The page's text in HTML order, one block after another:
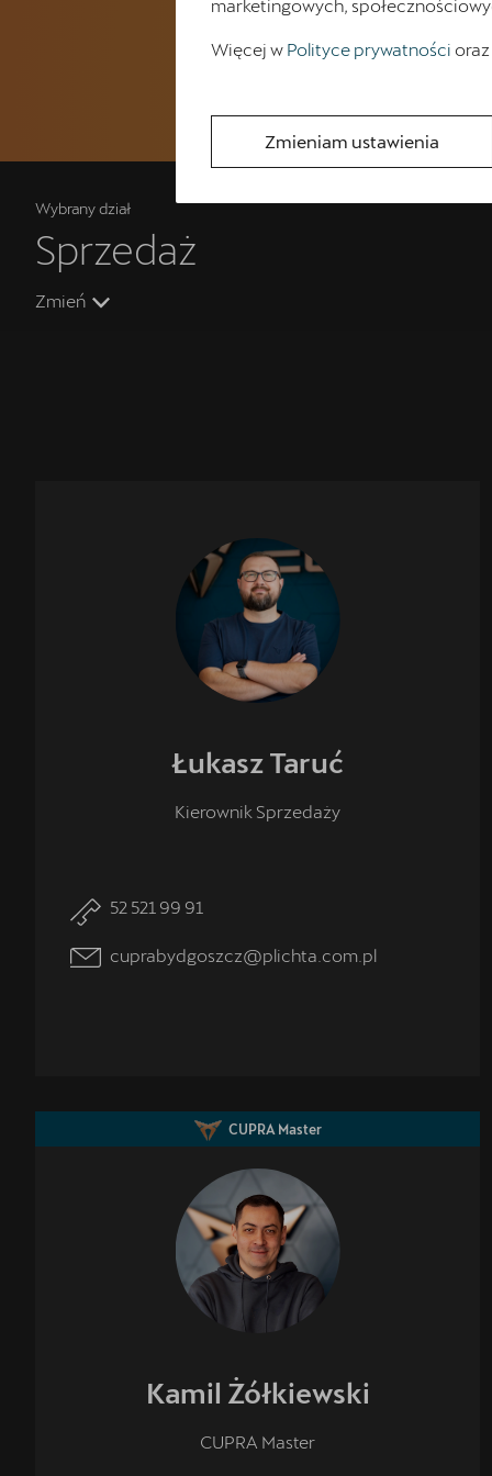
Wybrany dział
Sprzedaż
Zmień
Łukasz Taruć
Kierownik Sprzedaży
52 521 99 91
cuprabydgoszcz@plichta.com.pl
CUPRA Master
Kamil Żółkiewski
CUPRA Master
marketingowych,
Więcej w Polityce prywatności oraz
Zmieniam ustawienia